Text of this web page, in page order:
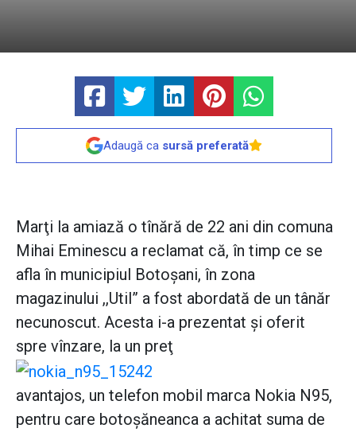
Adaugă ca sursă preferată
Marţi la amiază o tînără de 22 ani din comuna
Mihai Eminescu a reclamat că, în timp ce se
afla în municipiul Botoşani, în zona
magazinului ,,Util” a fost abordată de un tânăr
necunoscut. Acesta i-a prezentat şi oferit
spre vînzare, la un preţ
avantajos, un telefon mobil marca Nokia N95,
pentru care botoşăneanca a achitat suma de